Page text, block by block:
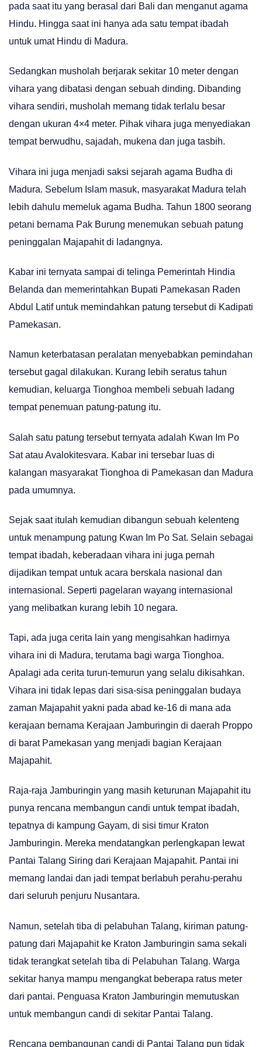
pada saat itu yang berasal dari Bali dan menganut agama
Hindu. Hingga saat ini hanya ada satu tempat ibadah
untuk umat Hindu di Madura.
Sedangkan musholah berjarak sekitar 10 meter dengan
vihara yang dibatasi dengan sebuah dinding. Dibanding
vihara sendiri, musholah memang tidak terlalu besar
dengan ukuran 4×4 meter. Pihak vihara juga menyediakan
tempat berwudhu, sajadah, mukena dan juga tasbih.
Vihara ini juga menjadi saksi sejarah agama Budha di
Madura. Sebelum Islam masuk, masyarakat Madura telah
lebih dahulu memeluk agama Budha. Tahun 1800 seorang
petani bernama Pak Burung menemukan sebuah patung
peninggalan Majapahit di ladangnya.
Kabar ini ternyata sampai di telinga Pemerintah Hindia
Belanda dan memerintahkan Bupati Pamekasan Raden
Abdul Latif untuk memindahkan patung tersebut di Kadipati
Pamekasan.
Namun keterbatasan peralatan menyebabkan pemindahan
tersebut gagal dilakukan. Kurang lebih seratus tahun
kemudian, keluarga Tionghoa membeli sebuah ladang
tempat penemuan patung-patung itu.
Salah satu patung tersebut ternyata adalah Kwan Im Po
Sat atau Avalokitesvara. Kabar ini tersebar luas di
kalangan masyarakat Tionghoa di Pamekasan dan Madura
pada umumnya.
Sejak saat itulah kemudian dibangun sebuah kelenteng
untuk menampung patung Kwan Im Po Sat. Selain sebagai
tempat ibadah, keberadaan vihara ini juga pernah
dijadikan tempat untuk acara berskala nasional dan
internasional. Seperti pagelaran wayang internasional
yang melibatkan kurang lebih 10 negara.
Tapi, ada juga cerita lain yang mengisahkan hadirnya
vihara ini di Madura, terutama bagi warga Tionghoa.
Apalagi ada cerita turun-temurun yang selalu dikisahkan.
Vihara ini tidak lepas dari sisa-sisa peninggalan budaya
zaman Majapahit yakni pada abad ke-16 di mana ada
kerajaan bernama Kerajaan Jamburingin di daerah Proppo
di barat Pamekasan yang menjadi bagian Kerajaan
Majapahit.
Raja-raja Jamburingin yang masih keturunan Majapahit itu
punya rencana membangun candi untuk tempat ibadah,
tepatnya di kampung Gayam, di sisi timur Kraton
Jamburingin. Mereka mendatangkan perlengkapan lewat
Pantai Talang Siring dari Kerajaan Majapahit. Pantai ini
memang landai dan jadi tempat berlabuh perahu-perahu
dari seluruh penjuru Nusantara.
Namun, setelah tiba di pelabuhan Talang, kiriman patung-
patung dari Majapahit ke Kraton Jamburingin sama sekali
tidak terangkat setelah tiba di Pelabuhan Talang. Warga
sekitar hanya mampu mengangkat beberapa ratus meter
dari pantai. Penguasa Kraton Jamburingin memutuskan
untuk membangun candi di sekitar Pantai Talang.
Rencana pembangunan candi di Pantai Talang pun tidak